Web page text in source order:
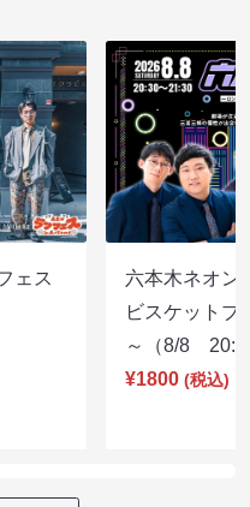
ェス
六本木ネオン
ビスケットブ
～（8/8
¥1800 (税込)